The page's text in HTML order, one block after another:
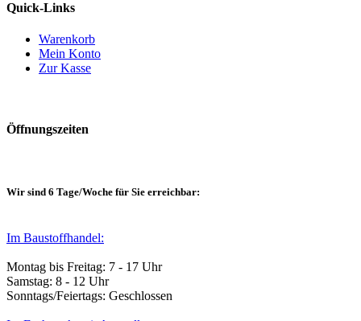
Quick-Links
Warenkorb
Mein Konto
Zur Kasse
Öffnungszeiten
Wir sind 6 Tage/Woche für Sie erreichbar:
Im Baustoffhandel:
Montag bis Freitag: 7 - 17 Uhr
Samstag: 8 - 12 Uhr
Sonntags/Feiertags: Geschlossen